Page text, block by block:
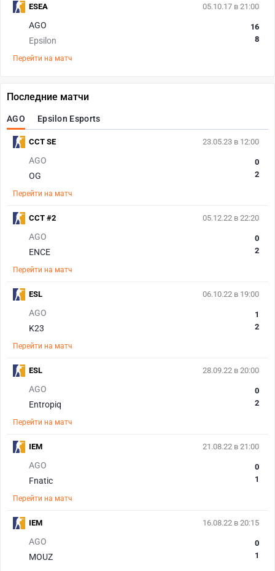
05.10.17 в 21:00
AGO
Epsilon
16
8
Перейти на матч
ESEA
Последние матчи
AGO Epsilon Esports
23.05.23 в 12:00
AGO
OG
0
2
Перейти на матч
CCT SE
05.12.22 в 22:20
AGO
ENCE
0
2
Перейти на матч
CCT #2
06.10.22 в 19:00
AGO
K23
1
2
Перейти на матч
ESL
28.09.22 в 20:00
AGO
Entropiq
0
2
Перейти на матч
ESL
21.08.22 в 21:00
AGO
Fnatic
0
1
Перейти на матч
IEM
16.08.22 в 20:15
AGO
MOUZ
0
1
IEM